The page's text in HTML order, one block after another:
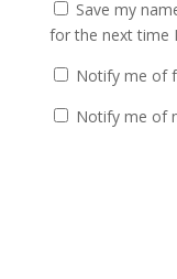
Save my
for the next time
Notify me of
Notify me of